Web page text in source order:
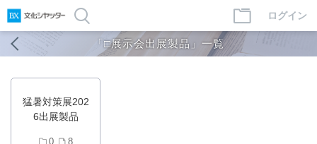
ログイン
「□展示会出展製品」一覧
猛暑対策展202
6出展製品
0 8